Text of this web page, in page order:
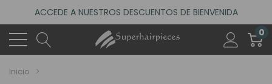
ACCEDE A NUESTROS DESCUENTOS DE BIENVENIDA
4.6
(485 reseñas)
VISITA NUESTRO NUEVO SALÓN EN MADRID
ACCEDE A NUESTROS DESCUENTOS DE BIENVENIDA
0
Inicio